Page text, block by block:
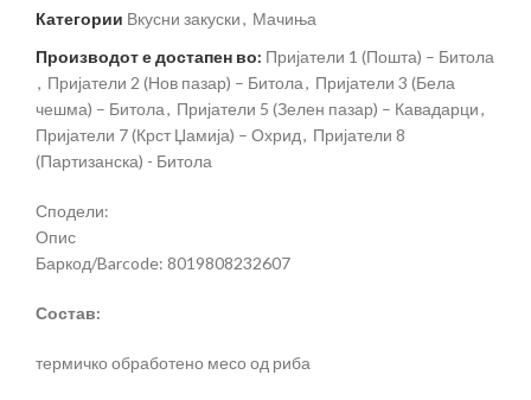
Категории Вкусни закуски, Мачиња
Производот е достапен во: Пријатели 1 (Пошта) – Битола
, Пријатели 2 (Нов пазар) – Битола, Пријатели 3 (Бела
чешма) – Битола, Пријатели 5 (Зелен пазар) – Кавадарци,
Пријатели 7 (Крст Џамија) – Охрид, Пријатели 8
(Партизанска) - Битола
Сподели:
Опис
Баркод/Barcode: 8019808232607
Состав:
термичко обработено месо од риба